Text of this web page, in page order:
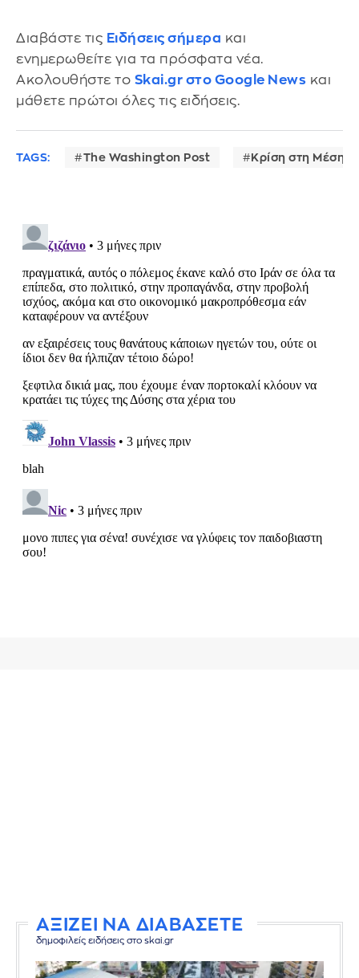
Διαβάστε τις Ειδήσεις σήμερα και
ενημερωθείτε για τα πρόσφατα νέα.
Ακολουθήστε το Skai.gr στο Google News και
μάθετε πρώτοι όλες τις ειδήσεις.
TAGS: The Washington Post Κρίση στη Μέση
ΑΞΙΖΕΙ ΝΑ ΔΙΑΒΑΣΕΤΕ
δημοφιλείς ειδήσεις στο skai.gr